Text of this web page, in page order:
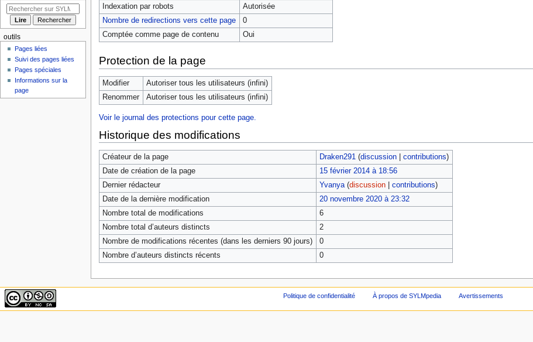
Indexation par robots
Autorisée
Nombre de redirections vers cette page
0
Comptée comme page de contenu
Oui
Protection de la page
Modifier
Autoriser tous les utilisateurs (infini)
Renommer
Autoriser tous les utilisateurs (infini)
Voir le journal des protections pour cette page.
Historique des modifications
Créateur de la page Draken291 (discussion| contributions)
Date de création de la page
15 février 2014 à 18:56
Dernier rédacteur
Yvanya (discussion| contributions)
Date de la dernière modification
20 novembre 2020 à 23:32
Nombre total de modifications
6
Nombre total d’auteurs distincts
2
Nombre de modifications récentes (dans les derniers 90 jours)
0
Nombre d’auteurs distincts récents
0
outils
Pages liées
Suivi des pages liées
Pages spéciales
Informations sur la
page
Politique de confidentialité À propos de SYLMpedia Avertissements